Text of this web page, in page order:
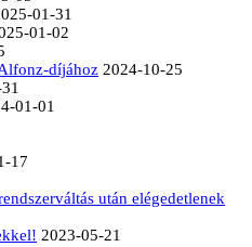
01-31
01-02
díjához 2024-10-25
01-01
17
után elégedetlenek
2023-05-21